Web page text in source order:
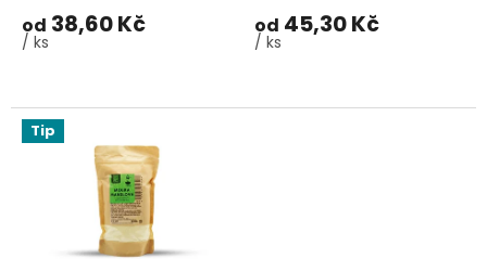
od 38,60 Kč
/ ks
od 45,30 Kč
/ ks
Tip